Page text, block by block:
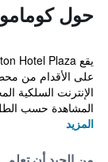
حول
الإنترنت السلكية
المشاهدة حسب
المزيد